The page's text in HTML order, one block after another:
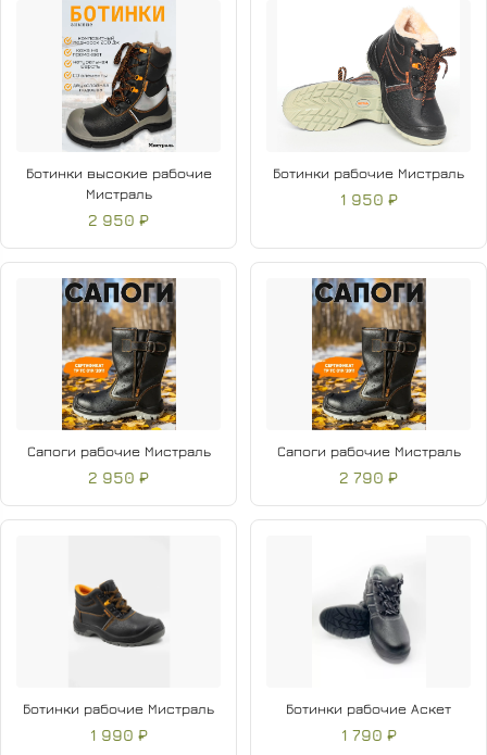
Ботинки высокие рабочие
Мистраль
2 950 ₽
Ботинки рабочие Мистраль
1 950 ₽
Сапоги рабочие Мистраль
2 950 ₽
Сапоги рабочие Мистраль
2 790 ₽
Ботинки рабочие Мистраль
1 990 ₽
Ботинки рабочие Аскет
1 790 ₽